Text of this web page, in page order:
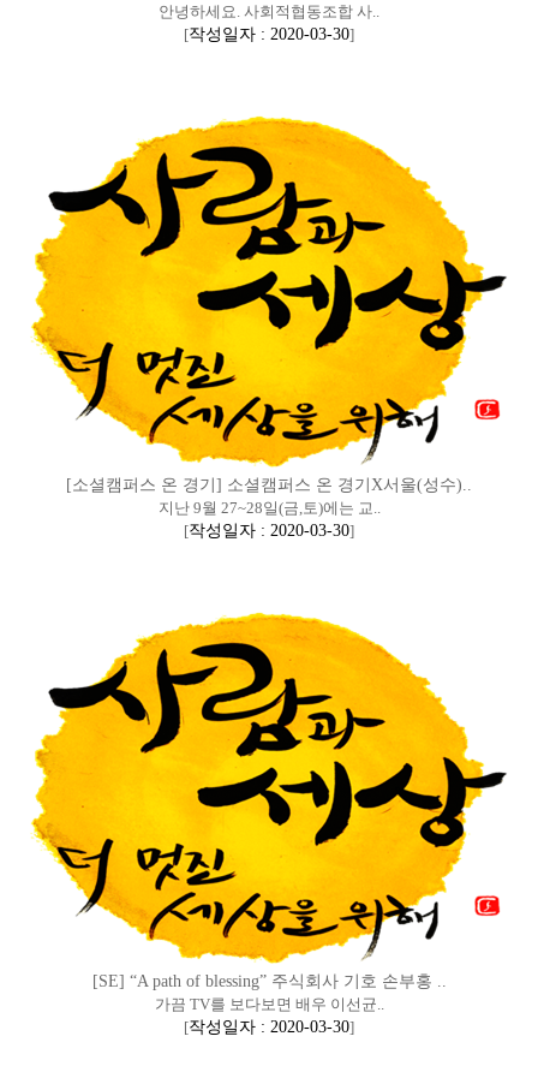
안녕하세요. 사회적협동조합 사..
[작성일자 : 2020-03-30]
[소셜캠퍼스 온 경기] 소셜캠퍼스 온 경기X서울(성수)..
지난 9월 27~28일(금,토)에는 교..
[작성일자 : 2020-03-30]
[SE] “A path of blessing” 주식회사 기호 손부홍 ..
가끔 TV를 보다보면 배우 이선균..
[작성일자 : 2020-03-30]